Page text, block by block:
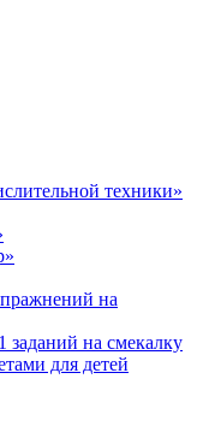
техники»
на
заданий на смекалку
для детей